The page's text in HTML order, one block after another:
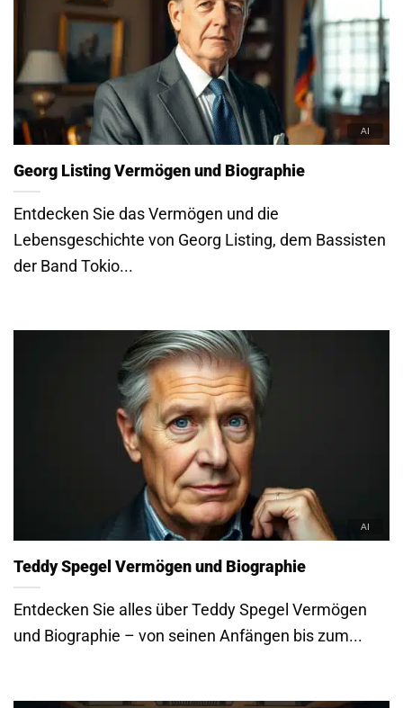
Georg Listing Vermögen und Biographie
Entdecken Sie das Vermögen und die
Lebensgeschichte von Georg Listing, dem Bassisten
der Band Tokio...
Teddy Spegel Vermögen und Biographie
Entdecken Sie alles über Teddy Spegel Vermögen
und Biographie – von seinen Anfängen bis zum...